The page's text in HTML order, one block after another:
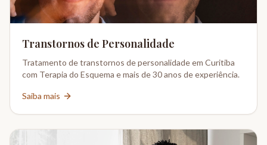
Transtornos de Personalidade
Tratamento de transtornos de personalidade em Curitiba
com Terapia do Esquema e mais de 30 anos de experiência.
Saiba mais